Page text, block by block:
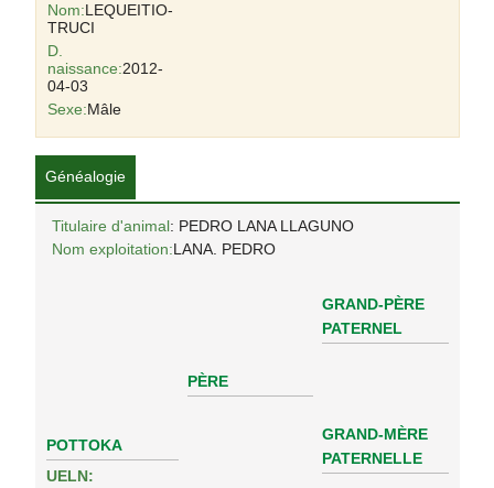
Nom:LEQUEITIO-
TRUCI
D.
naissance:2012-
04-03
Sexe:Mâle
Généalogie
Titulaire d'animal: PEDRO LANA LLAGUNO
Nom exploitation:LANA. PEDRO
POTTOKA
UELN:
PÈRE
GRAND-PÈRE
PATERNEL
GRAND-MÈRE
PATERNELLE